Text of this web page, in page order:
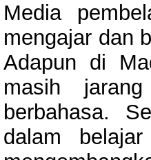
Media
mengajar dan
Adapun di
masih
berbahasa.
dalam